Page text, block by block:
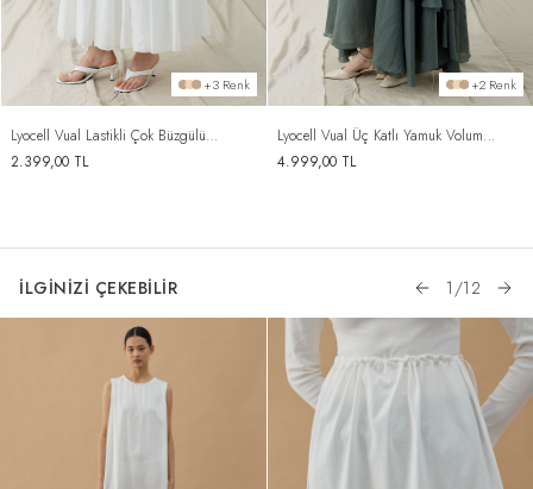
+3 Renk
Lyocell Vual Lastikli Çok Büzgülü
Kabarık Etek Ekru
2.399,00TL
+2 Renk
Lyocell Vual Üç Katlı Yamuk Volum
Etek Nefti
4.999,00TL
İLGİNİZİ ÇEKEBİLİR 1 /12